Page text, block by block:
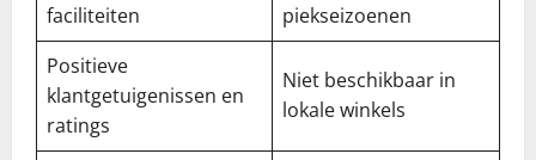
faciliteiten
piekseizoenen
Positieve
klantgetuigenissen en
ratings
Niet beschikbaar in
lokale winkels